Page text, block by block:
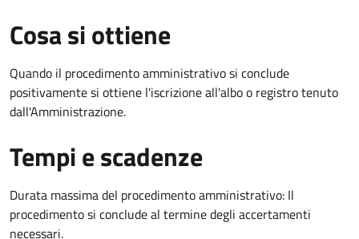
Cosa si ottiene
Quando il procedimento amministrativo si conclude
positivamente si ottiene l'iscrizione all'albo o registro tenuto
dall'Amministrazione.
Tempi e scadenze
Durata massima del procedimento amministrativo: Il
procedimento si conclude al termine degli accertamenti
necessari.